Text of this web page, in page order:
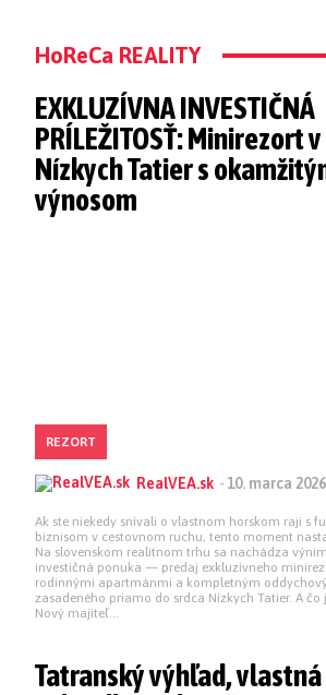
HoReCa REALITY
EXKLUZÍVNA INVESTIČNÁ
PRÍLEŽITOSŤ: Minirezort
Nízkych Tatier s
výnosom
REZORT
RealVEA.sk - 10. marca 2026
Ak ste niekedy snívali o vlastnom horskom raji s
biznisom v cestovnom ruchu, tento moment
Na slovenskom realitnom trhu sa nachádza
investičná ponuka — predaj exkluzívneho
rodinnými apartmánmi a kompletným
zasadeného priamo do srdca Nízkych Tatier. A čo
Nový majiteľ...
Tatranský výhľad, vlastná